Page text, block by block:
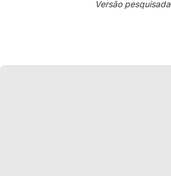
Versão pesquisada